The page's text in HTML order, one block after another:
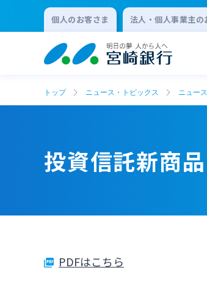
個人のお客さま 法人・個人事業主の
トップ ニュース・トピックス ニュー
投資信託新商
PDFはこちら